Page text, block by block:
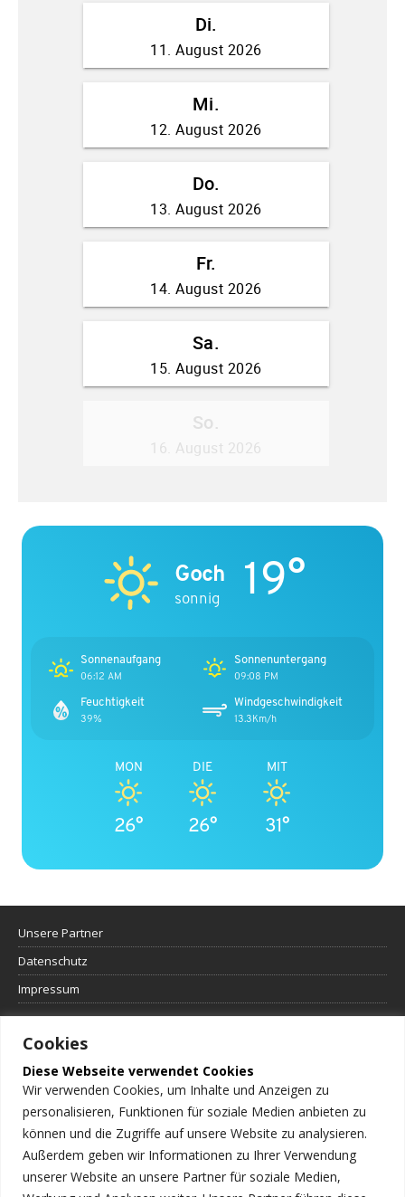
Cookies
Diese Webseite verwendet Cookies
Wir verwenden Cookies, um Inhalte und Anzeigen zu
personalisieren, Funktionen für soziale Medien anbieten zu
können und die Zugriffe auf unsere Website zu analysieren.
Außerdem geben wir Informationen zu Ihrer Verwendung
unserer Website an unsere Partner für soziale Medien,
Goch
sonnig 19°
Sonnenaufgang
06:12 AM
Sonnenuntergang
09:08 PM
Feuchtigkeit
39%
Windgeschwindigkeit
13.3Km/h
MON
26°
DIE
26°
MIT
31°
Unsere Partner
Datenschutz
Impressum